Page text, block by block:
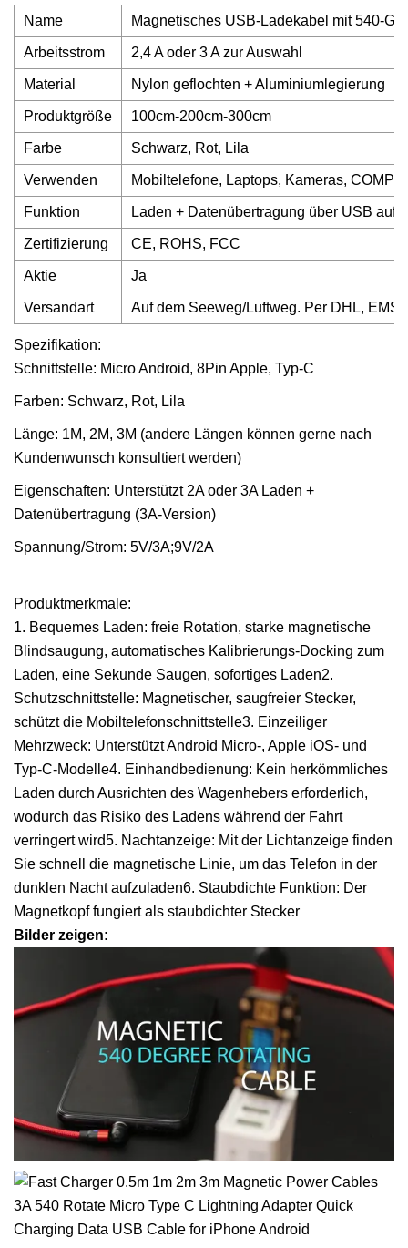
Name
Magnetisches USB-Ladekabel mit 540-
Arbeitsstrom 2,4 A oder 3 A zur Auswahl
Material Nylon geflochten + Aluminiumlegierung
Produktgröße 100cm-200cm-300cm
Farbe Schwarz, Rot, Lila
Verwenden Mobiltelefone, Laptops, Kameras,
Funktion Laden + Datenübertragung über USB auf
Zertifizierung CE, ROHS, FCC
Aktie Ja
Versandart Auf dem Seeweg/Luftweg. Per DHL,
Spezifikation:
Schnittstelle: Micro Android, 8Pin Apple, Typ-C
Farben: Schwarz, Rot, Lila
Länge: 1M, 2M, 3M (andere Längen können gerne nach
Kundenwunsch konsultiert werden)
Eigenschaften: Unterstützt 2A oder 3A Laden +
Datenübertragung (3A-Version)
Spannung/Strom: 5V/3A;9V/2A
Produktmerkmale:
1. Bequemes Laden: freie Rotation, starke magnetische
Blindsaugung, automatisches Kalibrierungs-Docking zum
Laden, eine Sekunde Saugen, sofortiges Laden2.
Schutzschnittstelle: Magnetischer, saugfreier Stecker,
schützt die Mobiltelefonschnittstelle3. Einzeiliger
Mehrzweck: Unterstützt Android Micro-, Apple iOS- und
Typ-C-Modelle4. Einhandbedienung: Kein herkömmliches
Laden durch Ausrichten des Wagenhebers erforderlich,
wodurch das Risiko des Ladens während der Fahrt
verringert wird5. Nachtanzeige: Mit der Lichtanzeige finden
Sie schnell die magnetische Linie, um das Telefon in der
dunklen Nacht aufzuladen6. Staubdichte Funktion: Der
Magnetkopf fungiert als staubdichter Stecker
Bilder zeigen: